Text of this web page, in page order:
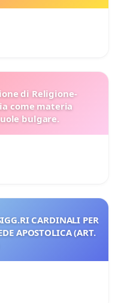
di Religione-
come materia
bulgare.
CARDINALI PER
APOSTOLICA (ART.